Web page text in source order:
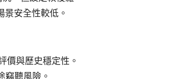
安全性較低。
價與歷史穩定性。
竊聽風險。